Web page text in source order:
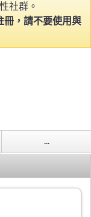
社群。
冊，請不要使用與
...